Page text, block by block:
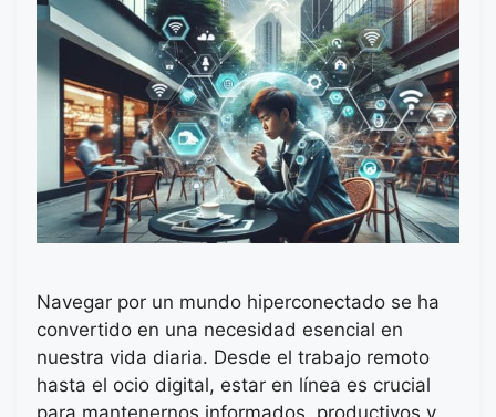
Navegar por un mundo hiperconectado se ha
convertido en una necesidad esencial en
nuestra vida diaria. Desde el trabajo remoto
hasta el ocio digital, estar en línea es crucial